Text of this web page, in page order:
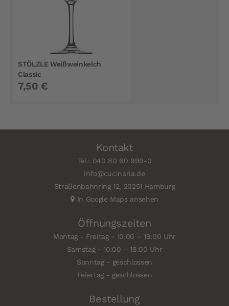
STÖLZLE Weißweinkelch
Classic
7,50 €
Kontakt
Tel.: 040 80 60 999-0
info@cucinaria.de
Straßenbahnring 12, 20251 Hamburg
In Google Maps ansehen
Öffnungszeiten
Montag - Freitag - 10:00 – 19:00 Uhr
Samstag - 10:00 – 18:00 Uhr
Sonntag - geschlossen
Feiertag - geschlossen
Bestellung